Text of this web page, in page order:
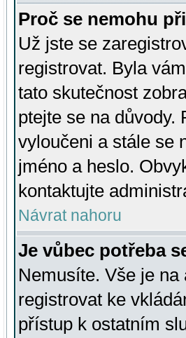
Proč se nemohu
Už jste se
registrovat. Byla
tato skutečnost
ptejte se na důvody.
vyloučeni a stále se
jméno a heslo.
kontaktujte
Návrat nahoru
Je vůbec potřeba
Nemusíte. Vše je
registrovat ke
přístup k ostatním